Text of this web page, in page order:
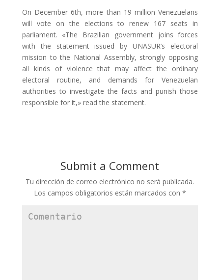
On December 6th, more than 19 million Venezuelans
will vote on the elections to renew 167 seats in
parliament. «The Brazilian government joins forces
with the statement issued by UNASUR’s electoral
mission to the National Assembly, strongly opposing
all kinds of violence that may affect the ordinary
electoral routine, and demands for Venezuelan
authorities to investigate the facts and punish those
responsible for it,» read the statement.
Submit a Comment
Tu dirección de correo electrónico no será publicada.
Los campos obligatorios están marcados con *